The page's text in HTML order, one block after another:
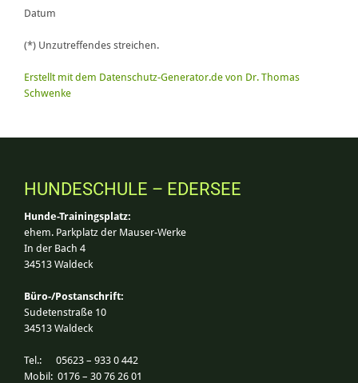
Datum
(*) Unzutreffendes streichen.
Erstellt mit dem Datenschutz-Generator.de von Dr. Thomas
Schwenke
HUNDESCHULE – EDERSEE
Hunde-Trainingsplatz:
ehem. Parkplatz der Mauser-Werke
In der Bach 4
34513 Waldeck
Büro-/Postanschrift:
Sudetenstraße 10
34513 Waldeck
Tel.: 05623 – 933 0 442
Mobil: 0176 – 30 76 26 01